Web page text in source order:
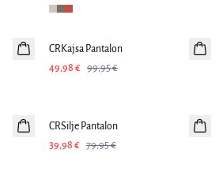
-50%
CRKajsa Pantalon
49,98 € 99,95 €
CRSilje Pantalon
39,98 € 79,95 €